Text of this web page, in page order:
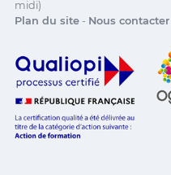
midi)
Plan du site- Nous contacter